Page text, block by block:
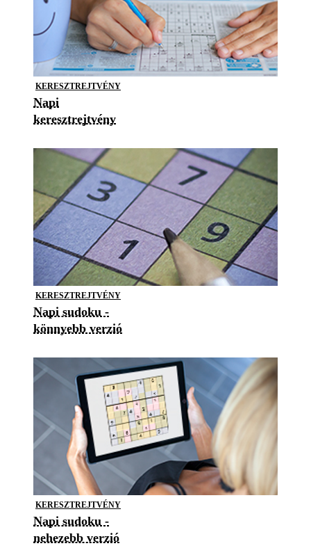
KERESZTREJTVÉNY
Napi
keresztrejtvény
KERESZTREJTVÉNY
Napi sudoku -
könnyebb verzió
KERESZTREJTVÉNY
Napi sudoku -
nehezebb verzió